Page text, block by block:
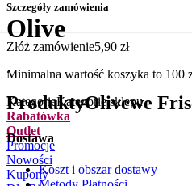
Szczegóły zamówienia
Złóż zamówienie5,90 zł
Minimalna wartość koszyka to 100
KategorieKategorie sklepu
Rabatówka
Outlet
Promocje
Nowości
Kupony
Olive
.
ProduktyOlivewe
Dostawa
Koszt i obszar dostawy